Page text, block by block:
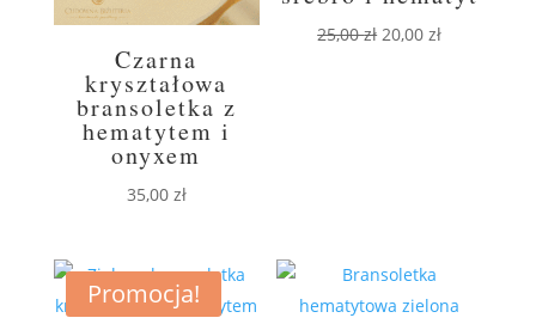
Czarna
kryształowa
bransoletka z
hematytem i
onyxem
35,00 zł
25,00zł Pierwotna
20,00złAktualna
Promocja!